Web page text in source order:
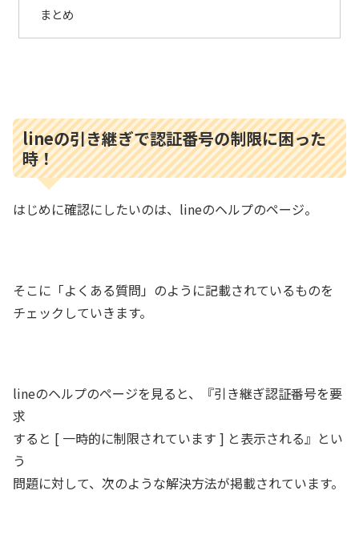
まとめ
lineの引き継ぎで認証番号の制限に困った
時！
はじめに確認にしたいのは、lineのヘルプのページ。
そこに「よくある質問」のように記載されているものを
チェックしていきます。
lineのヘルプのページを見ると、『引き継ぎ認証番号を要
求
すると [ 一時的に制限されています ] と表示される』とい
う
問題に対して、次のような解決方法が掲載されています。